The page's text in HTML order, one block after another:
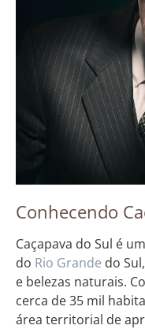
Conhecendo
Caçapava do Sul é
do Rio Grande do
e belezas naturais.
cerca de 35 mil
área territorial de